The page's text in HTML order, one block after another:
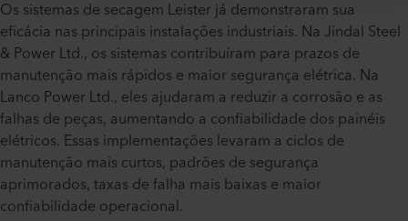
Os sistemas de secagem Leister já demonstraram sua
eficácia nas principais instalações industriais. Na Jindal Steel
& Power Ltd., os sistemas contribuíram para prazos de
manutenção mais rápidos e maior segurança elétrica. Na
Lanco Power Ltd., eles ajudaram a reduzir a corrosão e as
falhas de peças, aumentando a confiabilidade dos painéis
elétricos. Essas implementações levaram a ciclos de
manutenção mais curtos, padrões de segurança
aprimorados, taxas de falha mais baixas e maior
confiabilidade operacional.